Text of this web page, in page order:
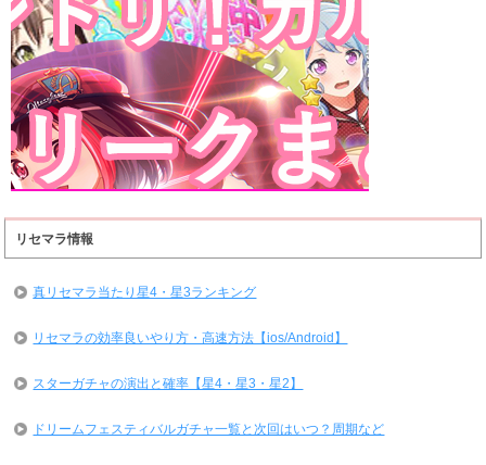
リセマラ情報
真リセマラ当たり星4・星3ランキング
リセマラの効率良いやり方・高速方法【ios/Android】
スターガチャの演出と確率【星4・星3・星2】
ドリームフェスティバルガチャ一覧と次回はいつ？周期など